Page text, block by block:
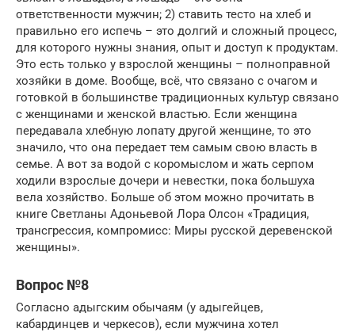
ответственности мужчин; 2) ставить тесто на хлеб и
правильно его испечь – это долгий и сложный процесс,
для которого нужны знания, опыт и доступ к продуктам.
Это есть только у взрослой женщины – полноправной
хозяйки в доме. Вообще, всё, что связано с очагом и
готовкой в большинстве традиционных культур связано
с женщинами и женской властью. Если женщина
передавала хлебную лопату другой женщине, то это
значило, что она передает тем самым свою власть в
семье. А вот за водой с коромыслом и жать серпом
ходили взрослые дочери и невестки, пока большуха
вела хозяйство. Больше об этом можно прочитать в
книге Светланы Адоньевой Лора Олсон «Традиция,
трансгрессия, компромисс: Миры русской деревенской
женщины».
Вопрос №8
Согласно адыгским обычаям (у адыгейцев,
кабардинцев и черкесов), если мужчина хотел